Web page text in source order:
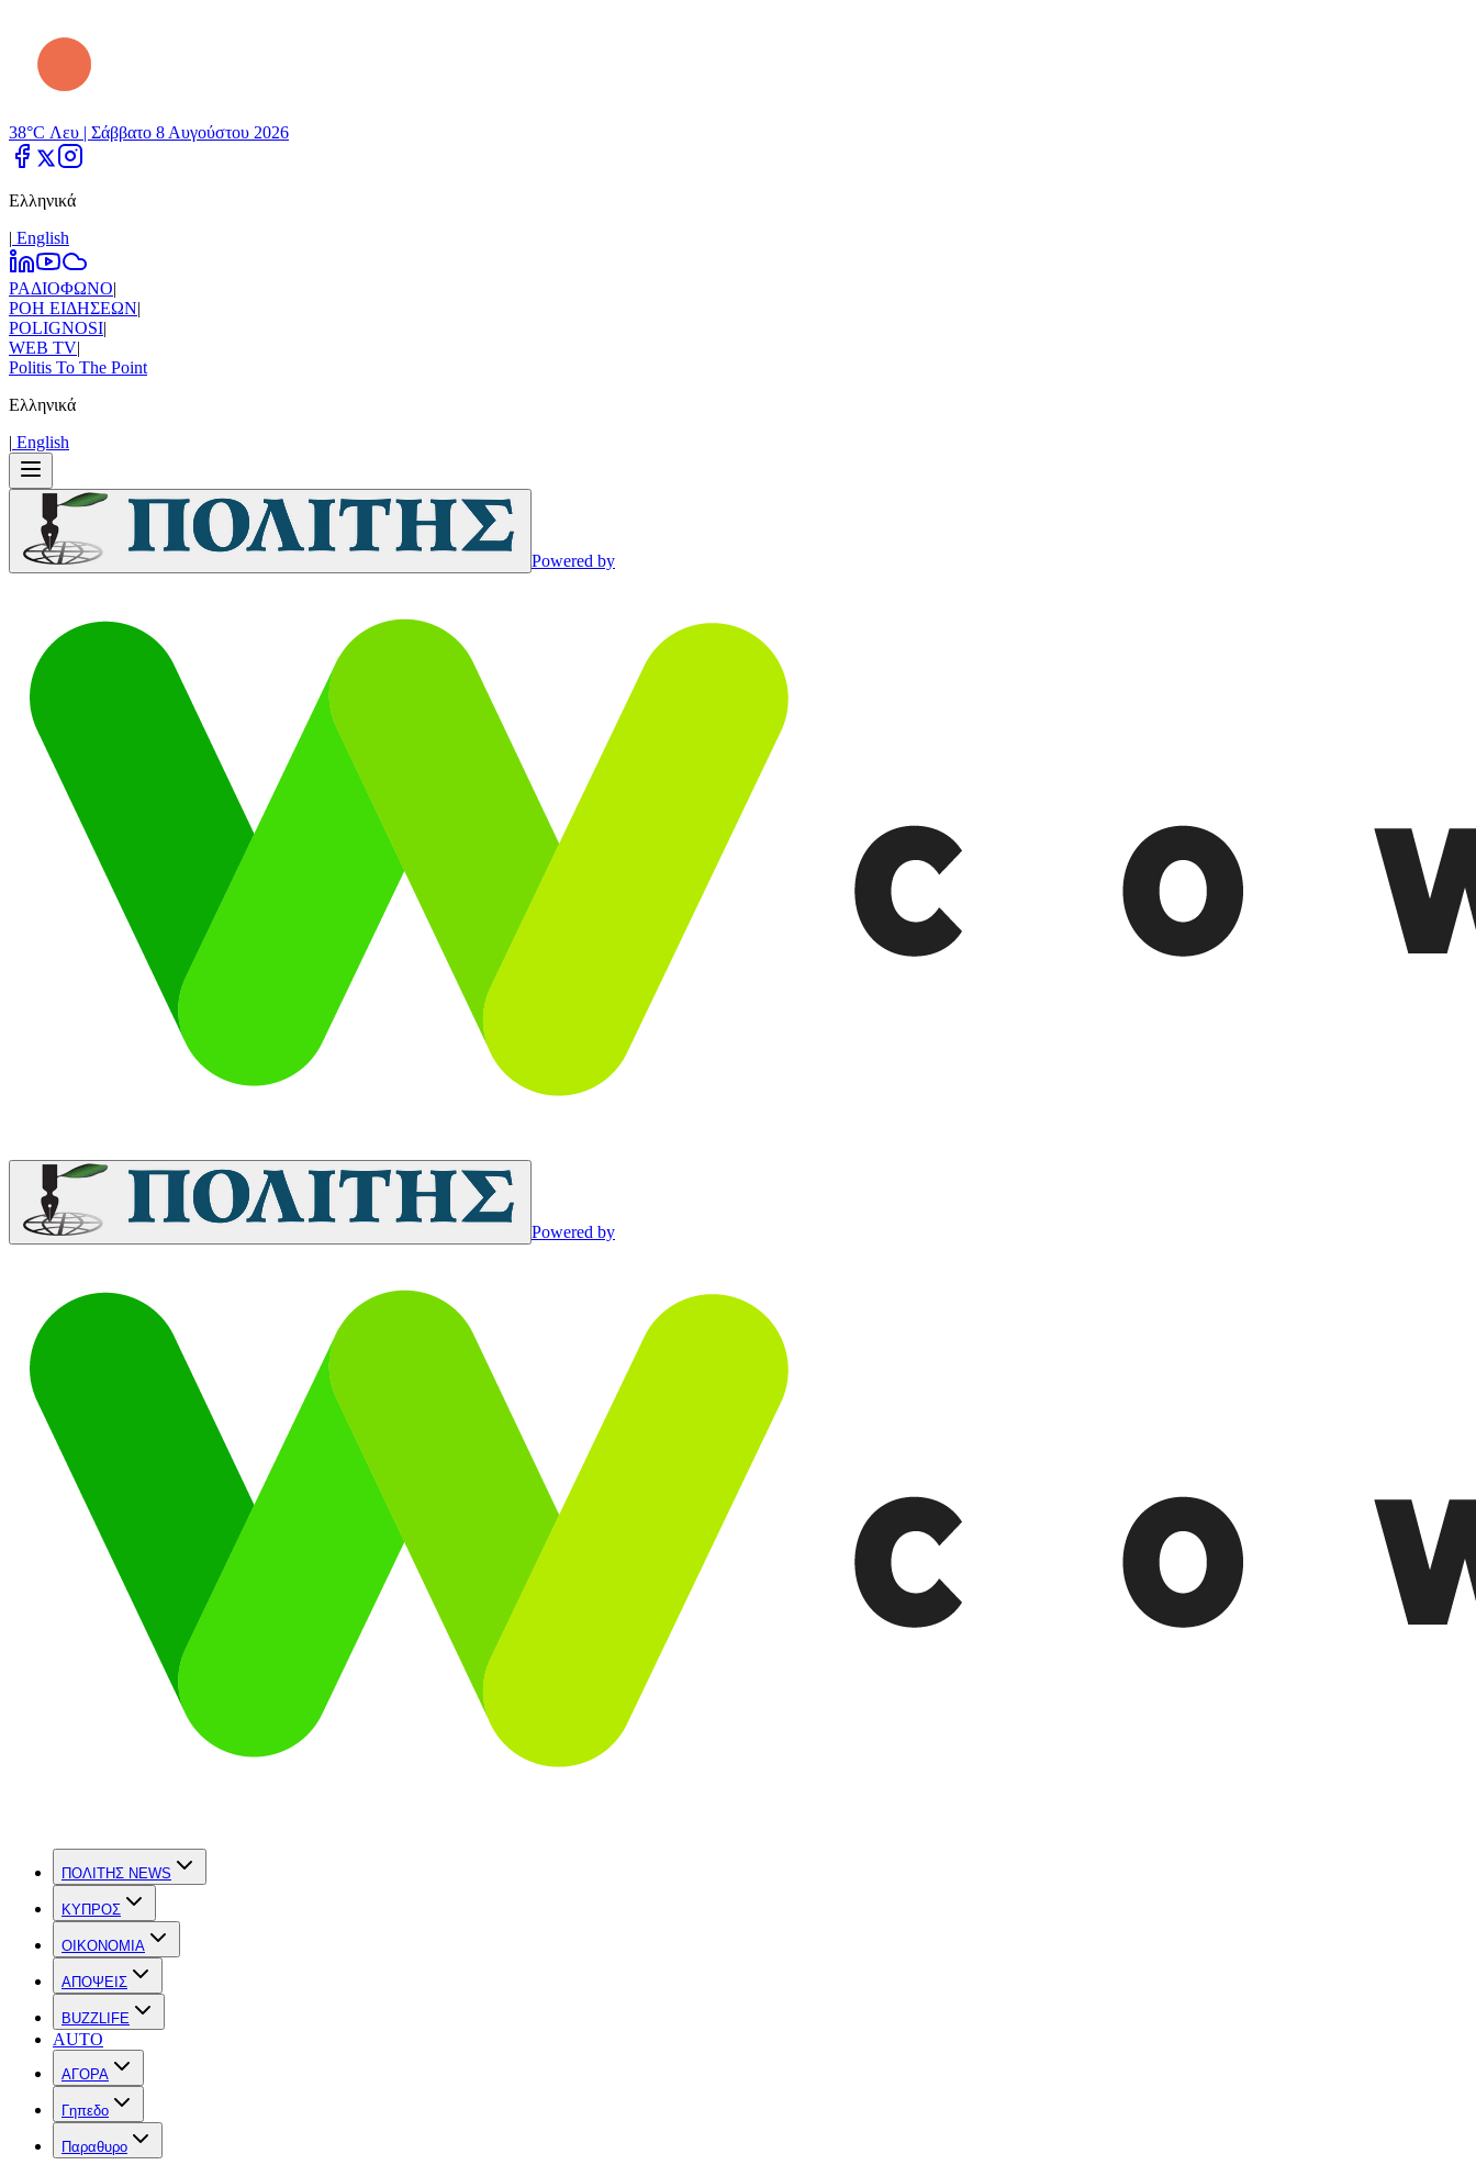
38°C Λευ | Σάββατο 8 Αυγούστου 2026
Ελληνικά
| Εnglish
ΡΑΔΙΟΦΩΝΟ|
ΡΟΗ ΕΙΔΗΣΕΩΝ|
POLIGNOSI|
WEB TV|
Politis To The Point
Ελληνικά
| Εnglish
Powered by
Powered by
ΠΟΛΙΤΗΣ NEWS
ΚΥΠΡΟΣ
OIKONOMIA
ΑΠΟΨΕΙΣ
BUZZLIFE
AUTO
ΑΓΟΡΑ
Γηπεδο
Παραθυρο